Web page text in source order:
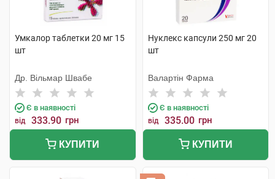
Умкалор таблетки 20 мг 15
шт
Др. Вільмар Швабе
Є в наявності
від 333.90 грн
КУПИТИ
Нуклекс капсули 250 мг 20
шт
Валартін Фарма
Є в наявності
від 335.00 грн
КУПИТИ